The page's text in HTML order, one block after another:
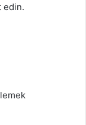
edin.